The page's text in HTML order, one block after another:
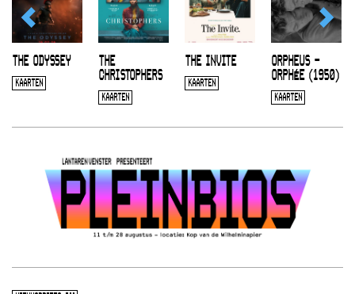
THE ODYSSEY
KAARTEN
THE
CHRISTOPHERS
KAARTEN
THE INVITE
KAARTEN
ORPHEUS –
ORPHÉE (1950)
KAARTEN